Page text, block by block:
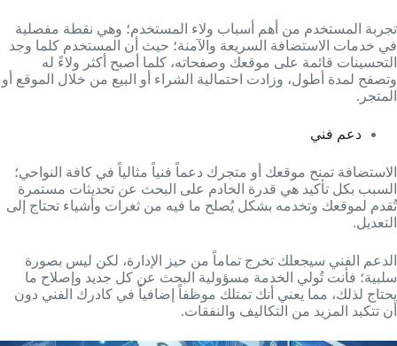
تجربة المستخدم من أهم أسباب ولاء المستخدم؛ وهي نقطة مفصلية
في خدمات الاستضافة السريعة والآمنة؛ حيث أن المستخدم كلما وجد
التحسينات قائمة على موقعك وصفحاته، كلما أصبح أكثر ولاءً له
وتصفح لمدة أطول، وزادت احتمالية الشراء أو البيع من خلال الموقع أو
المتجر.
دعم فني
الاستضافة تمنح موقعك أو متجرك دعماً فنياً مثالياً في كافة النواحي؛
السبب بكل تأكيد هي قدرة الخادم على البحث عن تحديثات مستمرة
تُقدم لموقعك وتخدمه بشكل يُصلح ما فيه من ثغرات وأشياء تحتاج إلى
التعديل.
الدعم الفني سيجعلك تخرج تماماً من حيز الإدارة، لكن ليس بصورة
سلبية؛ فأنت تُولي الخدمة مسؤولية البحث عن كل جديد وإصلاح ما
يحتاج لذلك، مما يعني أنك تمتلك موظفاً إضافياً في كادرك الفني دون
أن تتكبد المزيد من التكاليف والنفقات.